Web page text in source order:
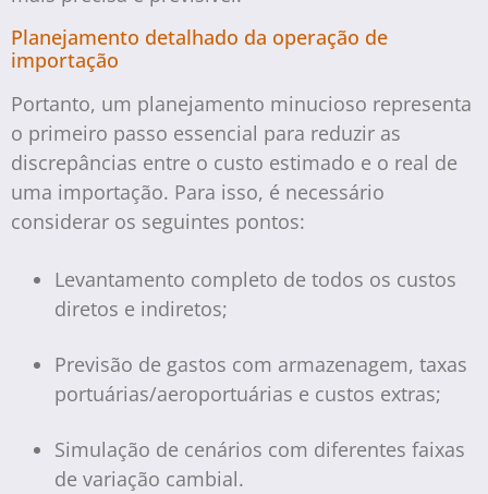
Planejamento detalhado da operação de
importação
Portanto, um planejamento minucioso representa
o primeiro passo essencial para reduzir as
discrepâncias entre o custo estimado e o real de
uma importação. Para isso, é necessário
considerar os seguintes pontos:
Levantamento completo de todos os custos
diretos e indiretos;
Previsão de gastos com armazenagem, taxas
portuárias/aeroportuárias e custos extras;
Simulação de cenários com diferentes faixas
de variação cambial.